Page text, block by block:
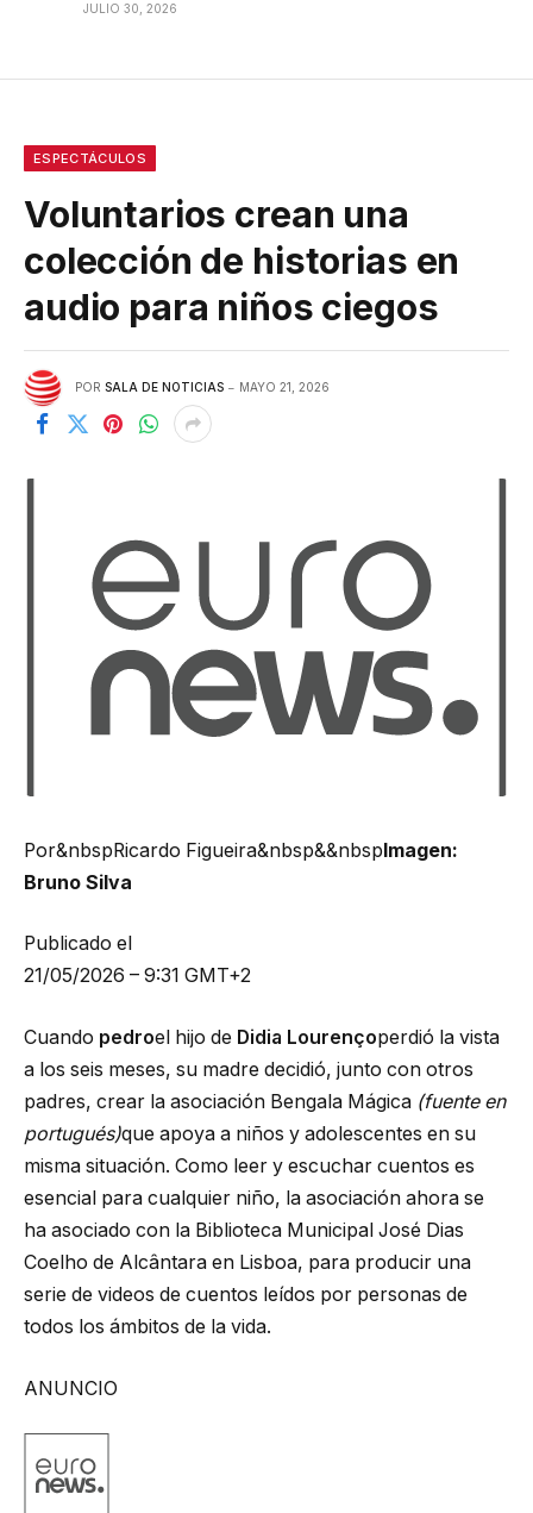
JULIO 30, 2026
ESPECTÁCULOS
Voluntarios crean una
colección de historias en
audio para niños ciegos
POR SALA DE NOTICIAS MAYO 21, 2026
Por&nbspRicardo Figueira&nbsp&&nbspImagen:
Bruno Silva
Publicado el
21/05/2026 – 9:31 GMT+2
Cuando pedroel hijo de Didia Lourençoperdió la vista
a los seis meses, su madre decidió, junto con otros
padres, crear la asociación Bengala Mágica (fuente en
portugués)que apoya a niños y adolescentes en su
misma situación. Como leer y escuchar cuentos es
esencial para cualquier niño, la asociación ahora se
ha asociado con la Biblioteca Municipal José Dias
Coelho de Alcântara en Lisboa, para producir una
serie de videos de cuentos leídos por personas de
todos los ámbitos de la vida.
ANUNCIO